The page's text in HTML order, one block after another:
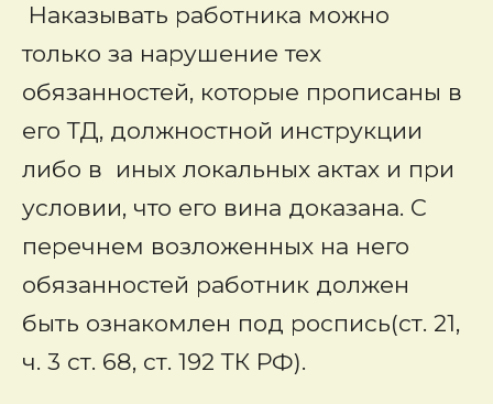
Наказывать работника можно
только за нарушение тех
обязанностей, которые прописаны в
его ТД, должностной инструкции
либо в иных локальных актах и при
условии, что его вина доказана. С
перечнем возложенных на него
обязанностей работник должен
быть ознакомлен под роспись(ст. 21,
ч. 3 ст. 68, ст. 192 ТК РФ).